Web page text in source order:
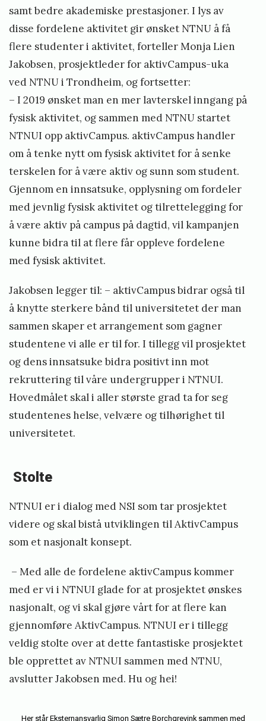
samt bedre akademiske prestasjoner. I lys av
disse fordelene aktivitet gir ønsket NTNU å få
flere studenter i aktivitet, forteller Monja Lien
Jakobsen, prosjektleder for aktivCampus-uka
ved NTNU i Trondheim, og fortsetter:
– I 2019 ønsket man en mer lavterskel inngang på
fysisk aktivitet, og sammen med NTNU startet
NTNUI opp aktivCampus. aktivCampus handler
om å tenke nytt om fysisk aktivitet for å senke
terskelen for å være aktiv og sunn som student.
Gjennom en innsatsuke, opplysning om fordeler
med jevnlig fysisk aktivitet og tilrettelegging for
å være aktiv på campus på dagtid, vil kampanjen
kunne bidra til at flere får oppleve fordelene
med fysisk aktivitet.
Jakobsen legger til: – aktivCampus bidrar også til
å knytte sterkere bånd til universitetet der man
sammen skaper et arrangement som gagner
studentene vi alle er til for. I tillegg vil prosjektet
og dens innsatsuke bidra positivt inn mot
rekruttering til våre undergrupper i NTNUI.
Hovedmålet skal i aller største grad ta for seg
studentenes helse, velvære og tilhørighet til
universitetet.
Stolte
NTNUI er i dialog med NSI som tar prosjektet
videre og skal bistå utviklingen til AktivCampus
som et nasjonalt konsept.
– Med alle de fordelene aktivCampus kommer
med er vi i NTNUI glade for at prosjektet ønskes
nasjonalt, og vi skal gjøre vårt for at flere kan
gjennomføre AktivCampus. NTNUI er i tillegg
veldig stolte over at dette fantastiske prosjektet
ble opprettet av NTNUI sammen med NTNU,
avslutter Jakobsen med. Hu og hei!
Her står Eksternansvarlig Simon Sætre Borchgrevink sammen med